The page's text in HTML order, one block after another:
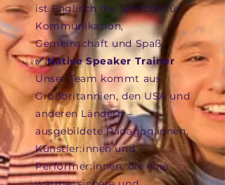
ist Englisch die Sprache für
Kommunikation,
Gemeinschaft und Spaß.
✅ Native Speaker Trainer
Unser Team kommt aus
Großbritannien, den USA und
anderen Ländern –
ausgebildete Pädagog:innen,
Künstler:innen und
Performer:innen, die eine